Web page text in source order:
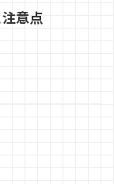
意点